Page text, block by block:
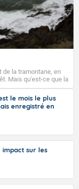
la tramontane, en
Mais qu'est-ce que la
La tramontane est un
ou ouest à nord-
de l’Aude et à
du latin trasmontanus,
montagneuses
le mois le plus
enregistré en
impact sur les